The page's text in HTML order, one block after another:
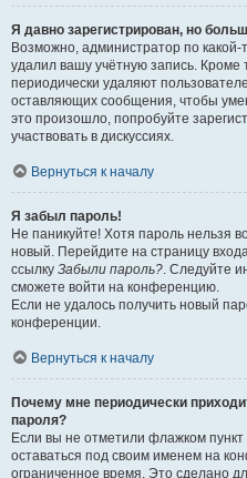
Я давно зарегистрирован, но
Возможно, администратор по какой-
удалил вашу учётную запись. Кроме
периодически удаляют
оставляющих сообщения, чтобы
это произошло, попробуйте
участвовать в дискуссиях.
Вернуться к началу
Я забыл пароль!
Не паникуйте! Хотя пароль нельзя
новый. Перейдите на страницу
ссылку Забыли пароль?. Следуйте
сможете войти на конференцию.
Если не удалось получить новый
конференции.
Вернуться к началу
Почему мне периодически
пароля?
Если вы не отметили флажком пункт
оставаться под своим именем на
ограниченное время. Это сделано